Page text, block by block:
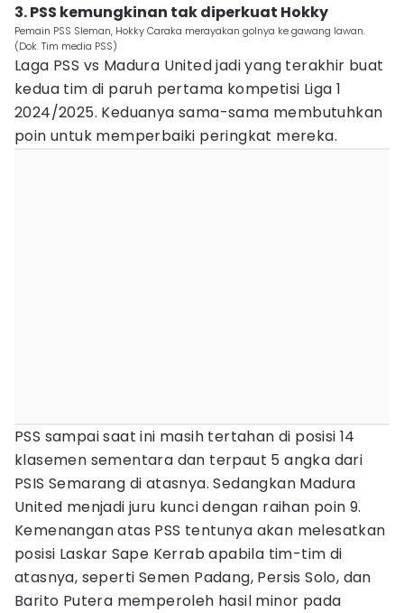
3. PSS kemungkinan tak diperkuat Hokky
Pemain PSS Sleman, Hokky Caraka merayakan golnya ke gawang lawan.
(Dok. Tim media PSS)
Laga PSS vs Madura United jadi yang terakhir buat
kedua tim di paruh pertama kompetisi Liga 1
2024/2025. Keduanya sama-sama membutuhkan
poin untuk memperbaiki peringkat mereka.
PSS sampai saat ini masih tertahan di posisi 14
klasemen sementara dan terpaut 5 angka dari
PSIS Semarang di atasnya. Sedangkan Madura
United menjadi juru kunci dengan raihan poin 9.
Kemenangan atas PSS tentunya akan melesatkan
posisi Laskar Sape Kerrab apabila tim-tim di
atasnya, seperti Semen Padang, Persis Solo, dan
Barito Putera memperoleh hasil minor pada